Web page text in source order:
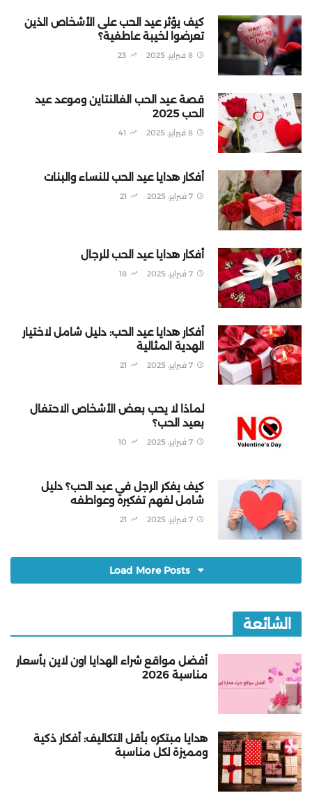
كيف يؤثر عيد الحب على الأشخاص الذين
تعرضوا لخيبة عاطفية؟
8 فبراير، 2025 23
قصة عيد الحب الفالنتاين وموعد عيد
الحب 2025
8 فبراير، 2025 41
أفكار هدايا عيد الحب للنساء والبنات
7 فبراير، 2025 21
أفكار هدايا عيد الحب للرجال
7 فبراير، 2025 18
أفكار هدايا عيد الحب: دليل شامل لاختيار
الهدية المثالية
7 فبراير، 2025 21
لماذا لا يحب بعض الأشخاص الاحتفال
بعيد الحب؟
7 فبراير، 2025 10
كيف يفكر الرجل في عيد الحب؟ دليل
شامل لفهم تفكيره وعواطفه
7 فبراير، 2025 21
Load More Posts
الشائعة
أفضل مواقع شراء الهدايا اون لاين بأسعار
مناسبة 2026
هدايا مبتكره بأقل التكاليف: أفكار ذكية
ومميزة لكل مناسبة